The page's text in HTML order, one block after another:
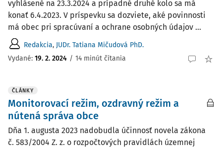
vyhlásené na 23.3.2024 a prípadné druhé kolo sa má
konať 6.4.2023. V príspevku sa dozviete, aké povinnosti
má obec pri spracúvaní a ochrane osobných údajov ...
Redakcia, JUDr. Tatiana Mičudová PhD.
Vydané: 19. 2. 2024 / 14 minút čítania
ČLÁNKY
Monitorovací režim, ozdravný režim a
nútená správa obce
Dňa 1. augusta 2023 nadobudla účinnosť novela zákona
č. 583/2004 Z. z. o rozpočtových pravidlách územnej